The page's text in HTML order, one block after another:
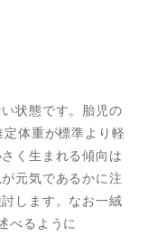
状態です。胎児の
体重が標準より軽
く生まれる傾向は
元気であるかに注
します。なお一絨
べるように